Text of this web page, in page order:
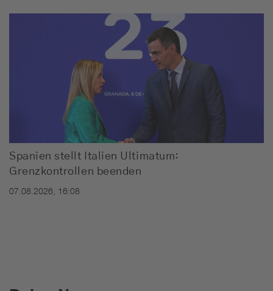
Spanien stellt Italien Ultimatum:
Grenzkontrollen beenden
07.08.2026, 16:08